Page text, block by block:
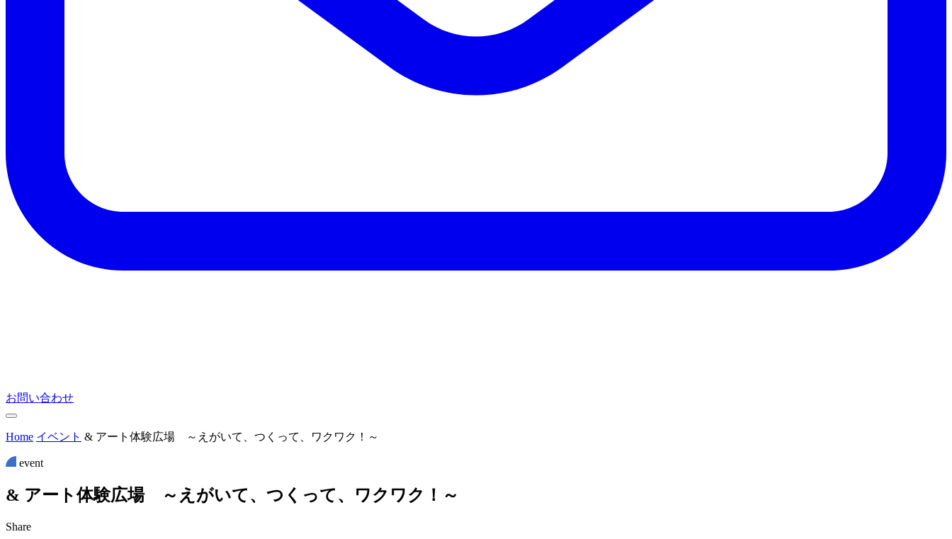
お問い合わせ
Home イベント & アート体験広場 ～えがいて、つくって、ワクワク！～
event
& アー ト体験広場 ～ え がいて、 つ く って、 ワク ワク ！ ～
Share